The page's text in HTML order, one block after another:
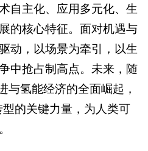
自主化、应用多元化、生
的核心特征。面对机遇与
动，以场景为牵引，以生
中抢占制高点。未来，随
与氢能经济的全面崛起，
的关键力量，为人类可